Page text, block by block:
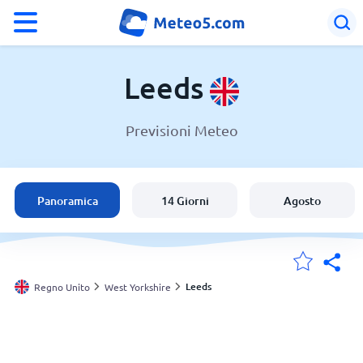
Regno Unito
Italia
Svizzera
Leeds
Previsioni Meteo
Panoramica 14 Giorni Agosto
Regno Unito West Yorkshire Leeds